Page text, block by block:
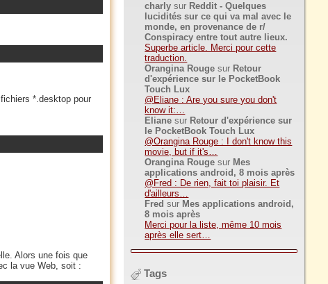
charly sur Reddit - Quelques
lucidités sur ce qui va mal avec le
monde, en provenance de r/
Conspiracy entre tout autre lieux.
Superbe article. Merci pour cette
traduction.
Orangina Rouge sur Retour
d'expérience sur le PocketBook
Touch Lux
@Eliane : Are you sure you don't
know it:…
Eliane sur Retour d'expérience sur
le PocketBook Touch Lux
@Orangina Rouge : I don't know this
movie, but if it's…
Orangina Rouge sur Mes
applications android, 8 mois après
@Fred : De rien, fait toi plaisir. Et
d'ailleurs…
Fred sur Mes applications android,
8 mois après
Merci pour la liste, même 10 mois
après elle sert…
Tags
*.desktop pour
Alors une fois que
la vue Web, soit :